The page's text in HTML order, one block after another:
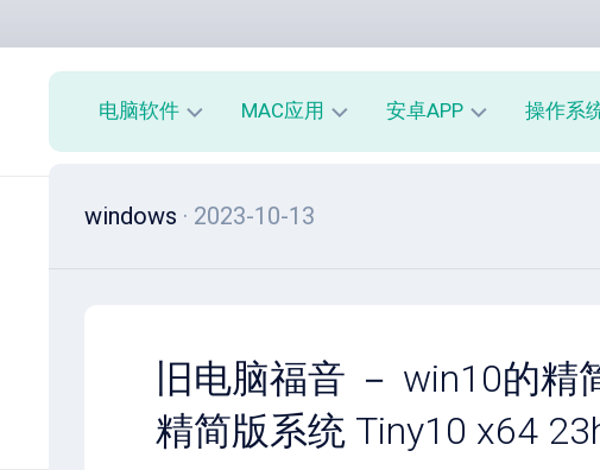
电脑软件
公
MAC应用
办
系
统
工
具
安卓APP
卓
统
工
操作系
工
具
windows · 2023-10-13
旧电脑福音 － win10的精
精简版系统 Tiny10 x64